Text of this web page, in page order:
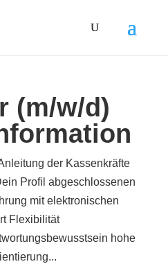
(m/w/d)
der Kassenkräfte
Profil abgeschlossenen
mit elektronischen
Flexibilität
hohe